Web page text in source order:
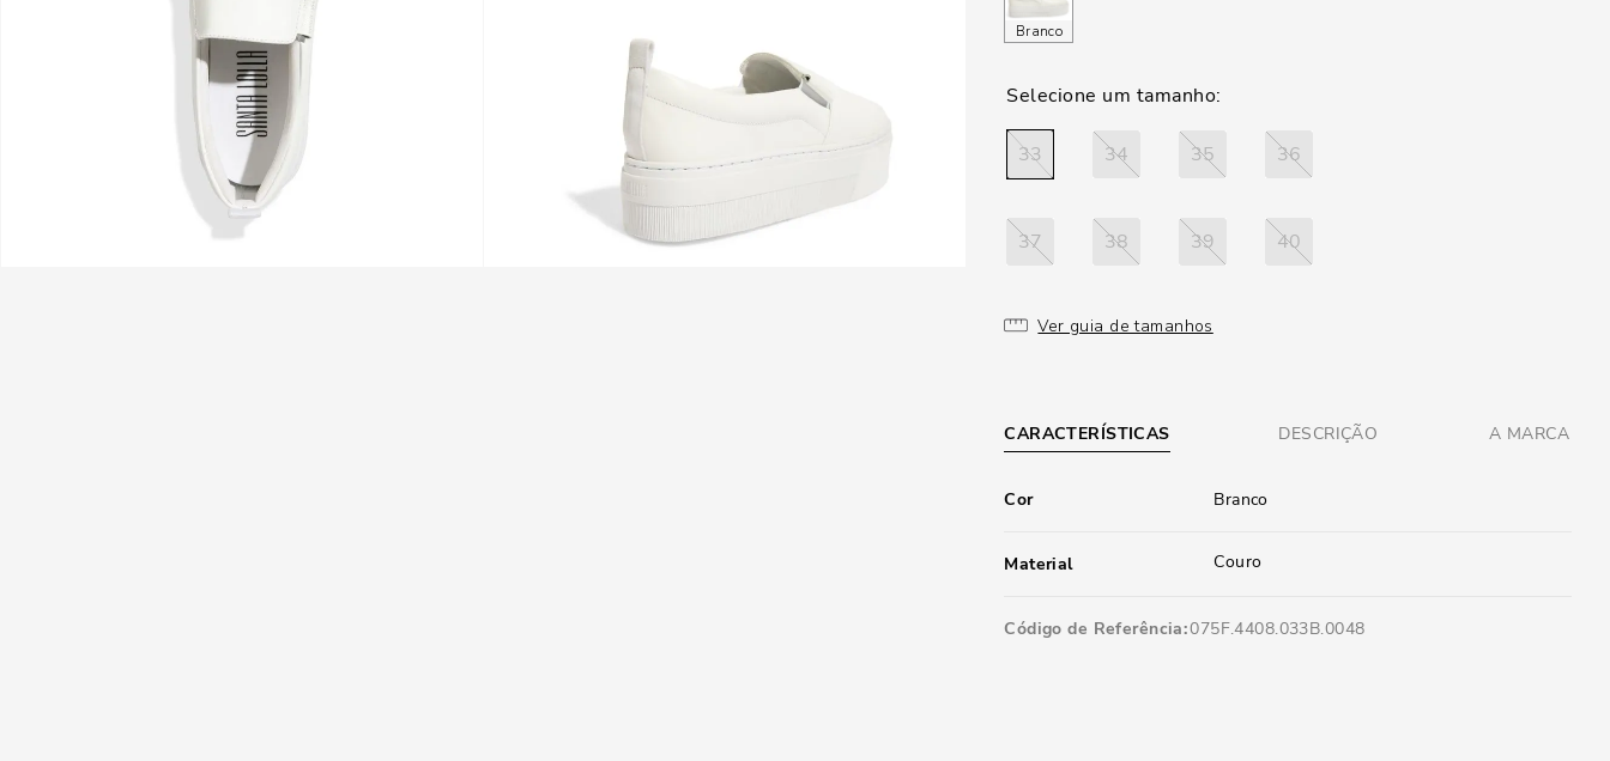
Branco
33 34 35 36
37 38 39 40
Ver guia de tamanhos
CARACTERÍSTICAS DESCRIÇÃO A MARCA
Cor Branco
Material Couro
Código de Referência 075F.4408.033B.0048